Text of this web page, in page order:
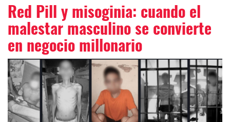
Red Pill y misoginia: cuando el
malestar masculino se convierte
en negocio millonario